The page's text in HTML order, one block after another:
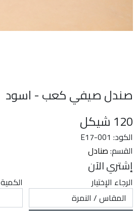
صندل صيفي كعب - اسود
120 شيكل
الكود: E17-001
القسم:صنادل
إشتري الآن
الرجاء الإختيار الكمية